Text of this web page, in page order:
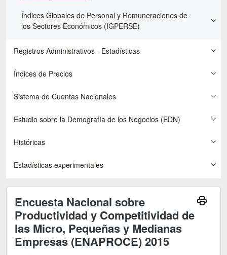
Índices Globales de Personal y Remuneraciones de
los Sectores Económicos (IGPERSE)
Registros Administrativos - Estadísticas
Índices de Precios
Sistema de Cuentas Nacionales
Estudio sobre la Demografía de los Negocios (EDN)
Históricas
Estadísticas experimentales
Encuesta Nacional sobre
Productividad y Competitividad de
las Micro, Pequeñas y Medianas
Empresas (ENAPROCE) 2015